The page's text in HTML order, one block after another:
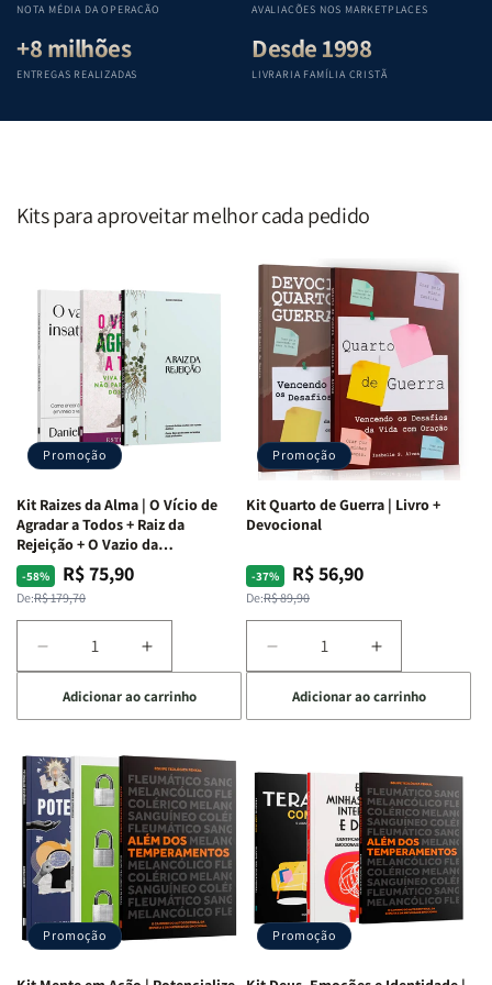
NOTA MÉDIA DA OPERAÇÃO AVALIAÇÕES NOS MARKETPLACES
+8 milhões
ENTREGAS REALIZADAS
Desde 1998
LIVRARIA FAMÍLIA CRISTÃ
Kits para aproveitar melhor cada pedido
Promoção
Kit Raizes da Alma | O Vício de
Agradar a Todos + Raiz da
Rejeição + O Vazio da
Insatisfação.
-58%
Preço
normal
De:R$ 179,70
Preço
promocional
R$ 75,90
Diminuir
a
quantidade
de
Raizes
da
Alma
|
O
Vício
Agradar
a
Todos
Aumentar
a
quantidade
de
Raizes
da
Alma
|
O
Vício
de
Agradar
Todos
Adicionar ao carrinho
Promoção
Kit Quarto de Guerra | Livro +
Devocional
-37%
Preço
normal
De:R$ 89,90
Preço
promocional
R$ 56,90
Diminuir
a
quantidade
de
Quarto
de
Guerra
Livro
+
Devocional
Aumentar
a
quantidade
de
Quarto
de
Guerra
|
Livro
+
Devocional
Adicionar ao carrinho
Promoção Promoção